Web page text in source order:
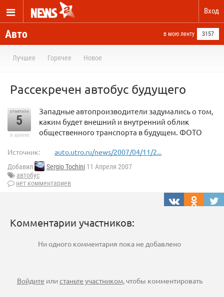
Вход
Авто в мою ленту 3157
Лучшее Горячее Новое
Рассекречен автобус будущего
отметили
5
в архиве
Западные автопроизводители задумались о том,
каким будет внешний и внутренний облик
общественного транспорта в будущем. ФОТО
Источник: auto.utro.ru/news/2007/04/11/2...
Добавил Sergio Tochini 11 Апреля 2007
автобус
нет комментариев
Комментарии участников:
Ни одного комментария пока не добавлено
Войдите илистаньте участником, чтобы комментировать